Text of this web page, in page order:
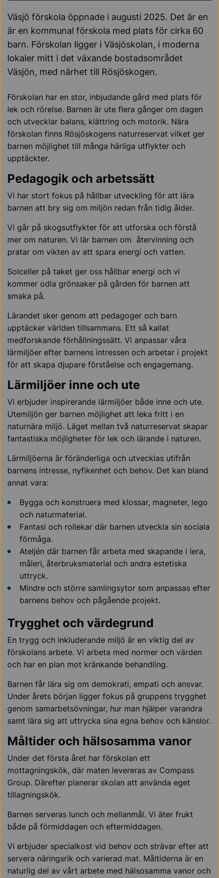
Väsjö förskola öppnade i augusti 2025. Det är en
är en kommunal förskola med plats för cirka 60
barn. Förskolan ligger i Väsjöskolan, i moderna
lokaler mitt i det växande bostadsområdet
Väsjön, med närhet till Rösjöskogen.
Förskolan har en stor, inbjudande gård med plats för
lek och rörelse. Barnen är ute flera gånger om dagen
och utvecklar balans, klättring och motorik. Nära
förskolan finns Rösjöskogens naturreservat vilket ger
barnen möjlighet till många härliga utflykter och
upptäckter.
Pedagogik och arbetssätt
Vi har stort fokus på hållbar utveckling för att lära
barnen att bry sig om miljön redan från tidig ålder.
Vi går på skogsutflykter för att utforska och förstå
mer om naturen. Vi lär barnen om återvinning och
pratar om vikten av att spara energi och vatten.
Solceller på taket ger oss hållbar energi och vi
kommer odla grönsaker på gården för barnen att
smaka på.
Lärandet sker genom att pedagoger och barn
upptäcker världen tillsammans. Ett så kallat
medforskande förhållningssätt. Vi anpassar våra
lärmiljöer efter barnens intressen och arbetar i projekt
för att skapa djupare förståelse och engagemang.
Lärmiljöer inne och ute
Vi erbjuder inspirerande lärmiljöer både inne och ute.
Utemiljön ger barnen möjlighet att leka fritt i en
naturnära miljö. Läget mellan två naturreservat skapar
fantastiska möjligheter för lek och lärande i naturen.
Lärmiljöerna är föränderliga och utvecklas utifrån
barnens intresse, nyfikenhet och behov. Det kan bland
annat vara:
Bygga och konstruera med klossar, magneter, lego
och naturmaterial.
Fantasi och rollekar där barnen utveckla sin sociala
förmåga.
Ateljén där barnen får arbeta med skapande i lera,
måleri, återbruksmaterial och andra estetiska
uttryck.
Mindre och större samlingsytor som anpassas efter
barnens behov och pågående projekt.
Trygghet och värdegrund
En trygg och inkluderande miljö är en viktig del av
förskolans arbete. Vi arbeta med normer och värden
och har en plan mot kränkande behandling.
Barnen får lära sig om demokrati, empati och ansvar.
Under årets början ligger fokus på gruppens trygghet
genom samarbetsövningar, hur man hjälper varandra
samt lära sig att uttrycka sina egna behov och känslor.
Måltider och hälsosamma vanor
Under det första året har förskolan ett
mottagningskök, där maten levereras av Compass
Group. Därefter planerar skolan att använda eget
tillagningskök.
Barnen serveras lunch och mellanmål. Vi äter frukt
både på förmiddagen och eftermiddagen.
Vi erbjuder specialkost vid behov och strävar efter att
servera näringsrik och varierad mat. Måltiderna är en
naturlig del av vårt arbete med hälsosamma vanor och